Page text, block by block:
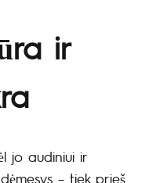
ir
jo audiniui ir
– tiek prieš